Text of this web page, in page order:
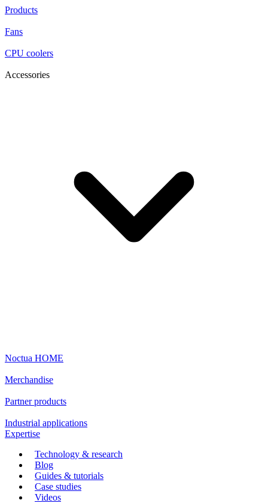
Products
Fans
CPU coolers
Accessories
Noctua HOME
Merchandise
Partner products
Industrial applications
Expertise
Technology & research
Blog
Guides & tutorials
Case studies
Videos